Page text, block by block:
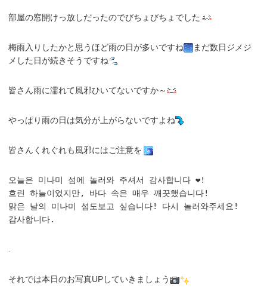
部屋の窓開けっ放しだったのでびちょびちょでした
梅雨入りしたかと思うほど雨の日が多いですね
まだ数日ジメジ
メした日が続きそうですね
皆さん雨に濡れて風邪ひいてないですか～
やっぱり雨の日は気分が上がらないですよね
皆さんくれぐれも風邪にはご注意を
오늘은 미나미 섬에 놀러와 주셔서 감사합니다 ❤︎!
흐린 하늘이었지만, 바다 속은 매우 깨끗했습니다!
맑은 날의 미나미 섬도보고 싶습니다! 다시 놀러와주세요!
감사합니다.
それでは本日のお写真UPしていきましょう